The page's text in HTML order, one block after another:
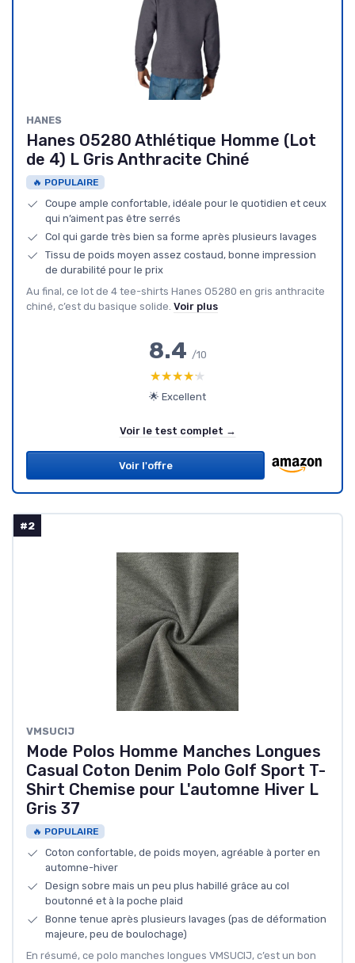
HANES
Hanes O5280 Athlétique Homme (Lot
de 4) L Gris Anthracite Chiné
🔥 POPULAIRE
Coupe ample confortable, idéale pour le quotidien et ceux
qui n’aiment pas être serrés
Col qui garde très bien sa forme après plusieurs lavages
Tissu de poids moyen assez costaud, bonne impression
de durabilité pour le prix
Au final, ce lot de 4 tee-shirts Hanes O5280 en gris anthracite
chiné, c’est du basique solide. Voir plus
8.4 /10
★★★★★
★★★★★
🌟 Excellent
Voir le test complet →
Voir l'offre
#2
VMSUCIJ
Mode Polos Homme Manches Longues
Casual Coton Denim Polo Golf Sport T-
Shirt Chemise pour L'automne Hiver L
Gris 37
🔥 POPULAIRE
Coton confortable, de poids moyen, agréable à porter en
automne-hiver
Design sobre mais un peu plus habillé grâce au col
boutonné et à la poche plaid
Bonne tenue après plusieurs lavages (pas de déformation
majeure, peu de boulochage)
En résumé, ce polo manches longues VMSUCIJ, c’est un bon